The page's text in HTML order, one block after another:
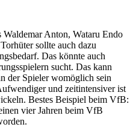
Anton, Wataru Endo
sollte auch dazu
Das könnte auch
sucht. Das kann
der Spieler womöglich sein
und zeitintensiver ist
Bestes Beispiel beim VfB:
vier Jahren beim VfB